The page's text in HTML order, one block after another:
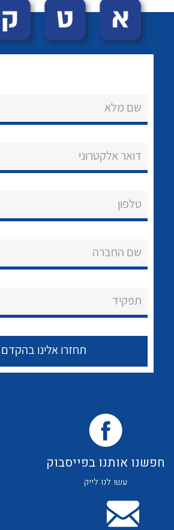
הצוות שלנו
שירותי תמיכה
לכל מוצרי היצרן
לכל מוצרי היצרן
שם מלא
דואר אלקטרוני
טלפון
שם החברה
תפקיד
חפשנו אותנו בפייסבוק
עשו לנו לייק